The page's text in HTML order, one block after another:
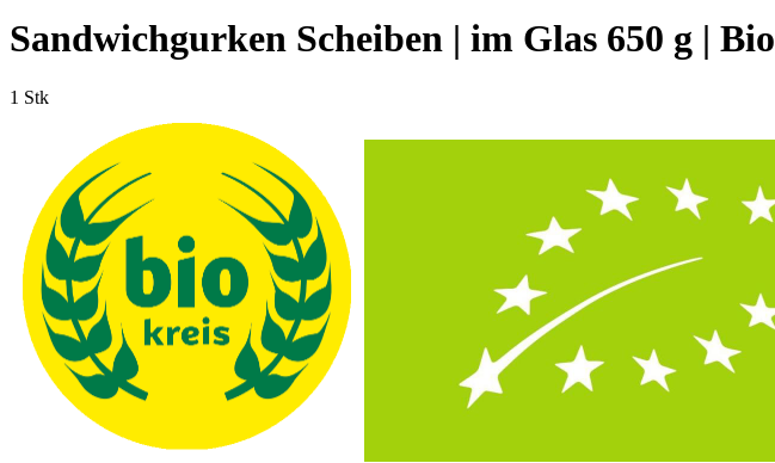
Sandwichgurken Scheiben | im Glas 650 g | Bio
1 Stk